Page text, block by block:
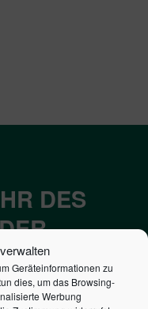
Geräteinformationen zu
dies, um das Browsing-
Werbung
DES